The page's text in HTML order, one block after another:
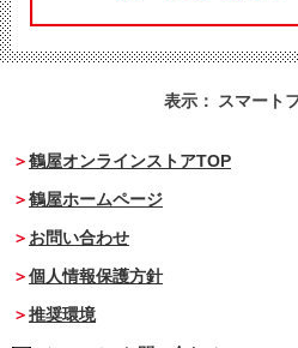
表示： スマート
鶴屋オンラインストアTOP
鶴屋ホームページ
お問い合わせ
個人情報保護方針
推奨環境